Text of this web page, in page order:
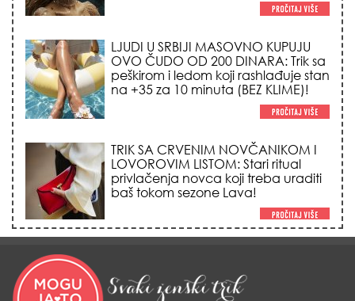
LJUDI U SRBIJI MASOVNO KUPUJU
OVO ČUDO OD 200 DINARA: Trik sa
peškirom i ledom koji rashlađuje stan
na +35 za 10 minuta (BEZ KLIME)!
TRIK SA CRVENIM NOVČANIKOM I
LOVOROVIM LISTOM: Stari ritual
privlačenja novca koji treba uraditi
baš tokom sezone Lava!
0 dinara, a sve je blistalo i mirisalo
danima!